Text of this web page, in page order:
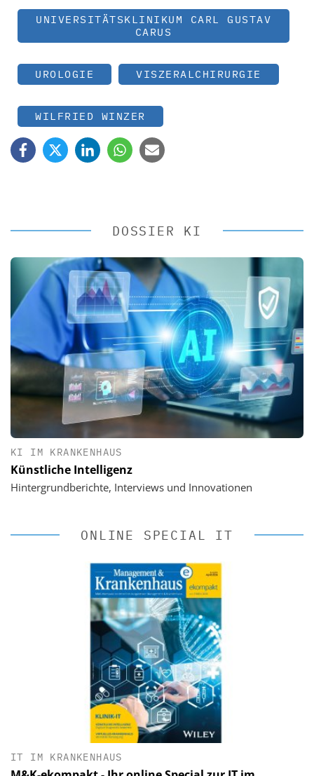
UNIVERSITÄTSKLINIKUM CARL GUSTAV
CARUS
UROLOGIE VISZERALCHIRURGIE
WILFRIED WINZER
DOSSIER KI
KI IM KRANKENHAUS
Künstliche Intelligenz
Hintergrundberichte, Interviews und Innovationen
ONLINE SPECIAL IT
IT IM KRANKENHAUS